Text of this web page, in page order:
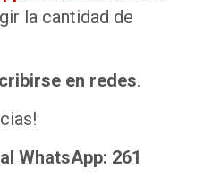
la cantidad de
en redes.
WhatsApp: 261